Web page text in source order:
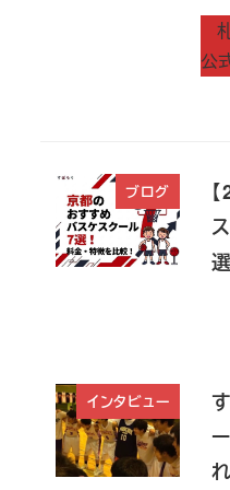
公
ブログ
インタビュー